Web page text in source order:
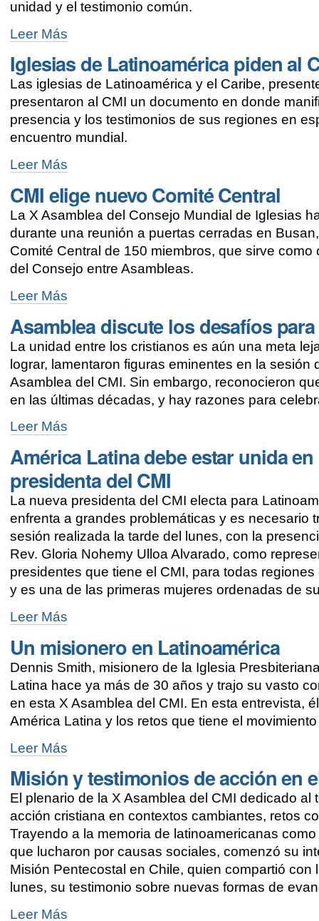
unidad y el testimonio común.
Testigo
de
la
historia:
la
intérprete
que
participó
en
Asambleas
Leer Más
Iglesias de Latinoamérica piden al
Las iglesias de Latinoamérica y el Caribe,
presentaron al CMI un documento en donde
presencia y los testimonios de sus regiones en
encuentro mundial.
Iglesias
de
Latinoamérica
piden
CMI
inclusión
-
Leer Más
CMI elige nuevo Comité Central
La X Asamblea del Consejo Mundial de Iglesias
durante una reunión a puertas cerradas en
Comité Central de 150 miembros, que sirve
del Consejo entre Asambleas.
CMI
elige
nuevo
Comité
Central
-
Leer Más
Asamblea discute los desafíos
La unidad entre los cristianos es aún una meta
lograr, lamentaron figuras eminentes en la
Asamblea del CMI. Sin embargo, reconocieron
en las últimas décadas, y hay razones para
Asamblea
discute
los
desafíos
para
lograr
la
unidad
en
-
Leer Más
América Latina debe estar unida
presidenta del CMI
La nueva presidenta del CMI electa para
enfrenta a grandes problemáticas y es necesario
sesión realizada la tarde del lunes, con la
Rev. Gloria Nohemy Ulloa Alvarado, como
presidentes que tiene el CMI, para todas
y es una de las primeras mujeres ordenadas de
América
Latina
debe
estar
unida
en
sola
misión,
nueva
del
-
Leer Más
Un misionero en Latinoamérica
Dennis Smith, misionero de la Iglesia
Latina hace ya más de 30 años y trajo su vasto
en esta X Asamblea del CMI. En esta entrevista,
América Latina y los retos que tiene el
Un
misionero
en
Latinoamérica
Leer Más
Misión y testimonios de acción en
El plenario de la X Asamblea del CMI dedicado
acción cristiana en contextos cambiantes, retos
Trayendo a la memoria de latinoamericanas
que lucharon por causas sociales, comenzó su
Misión Pentecostal en Chile, quien compartió
lunes, su testimonio sobre nuevas formas de
Misión
Leer Más